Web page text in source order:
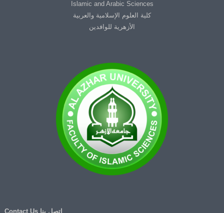
Islamic and Arabic Sciences
كلية العلوم الإسلامية والعربية
الأزهرية للوافدين
اتصل بنا Contact Us